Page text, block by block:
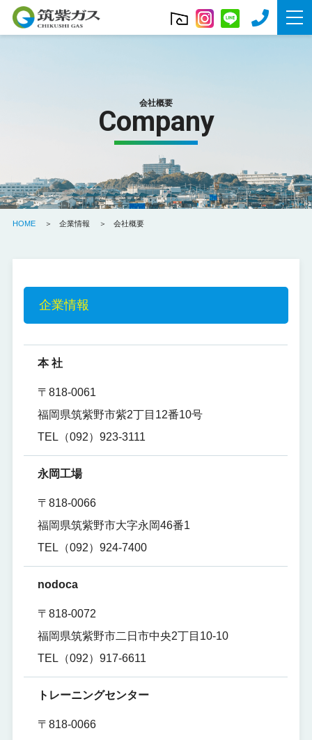
会社概要
Company
HOME 企業情報 会社概要
企業情報
本 社
〒818-0061
福岡県筑紫野市紫2丁目12番10号
TEL（092）923-3111
永岡工場
〒818-0066
福岡県筑紫野市大字永岡46番1
TEL（092）924-7400
nodoca
〒818-0072
福岡県筑紫野市二日市中央2丁目10-10
TEL（092）917-6611
トレーニングセンター
〒818-0066